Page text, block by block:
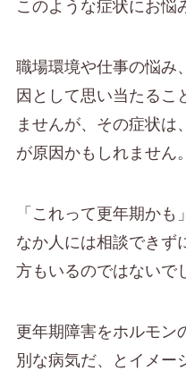
職場環境や仕事の悩み
因として思い当たるこ
ませんが、その症状
が原因かもしれません。
「これって更年期か
なか人には相談できず
方もいるのではないで
更年期障害をホルモン
別な病気だ、とイメー